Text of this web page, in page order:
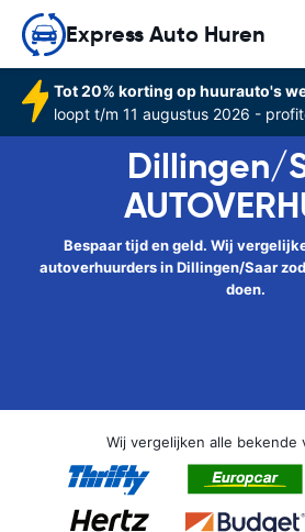
Express Auto Huren
Tot 20% korting op huurauto's
loopt t/m 11 augustus 2026 -
Dillingen/
Bespaar tijd en geld. Wij
autoverhuurders in Dillingen/Saar
doen.
Wij vergelijken alle bekende